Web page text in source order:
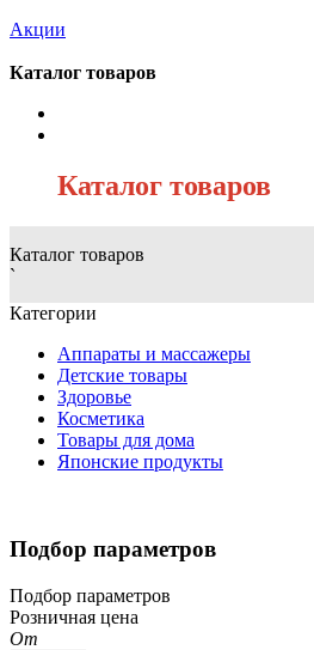
Акции
Каталог товаров
Каталог товаров
Каталог товаров
`
Категории
Аппараты и массажеры
Детские товары
Здоровье
Косметика
Товары для дома
Японские продукты
Подбор параметров
Подбор параметров
Розничная цена
От